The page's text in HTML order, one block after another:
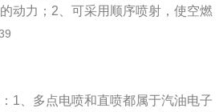
进行油气混合，不免在管壁上会有沉
且人为清理也更为容易。缺点，对油
动力；2、可采用顺序喷射，使空燃
机的排放更好，燃油更经济；3、自
。
1、多点电喷和直喷都属于汽油电子